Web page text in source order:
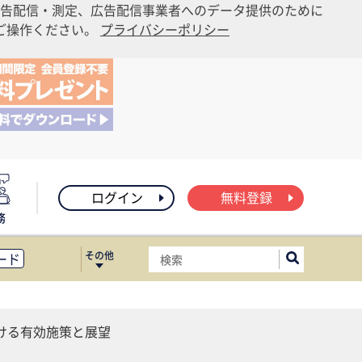
配信・測定、広告配信事業者へのデータ提供のために
作ください。 プライバシーポリシー
ログイン 無料登録
ド
ス移転
その他
有効施策と展望